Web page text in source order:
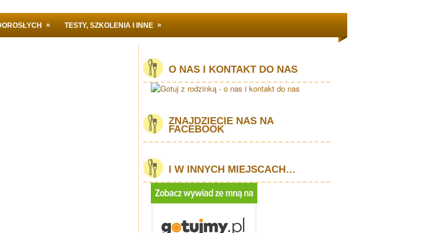
» TESTY, SZKOLENIA I INNE »
O NAS I KONTAKT DO NAS
ZNAJDZIECIE NAS NA
FACEBOOK
I W INNYCH MIEJSCACH…